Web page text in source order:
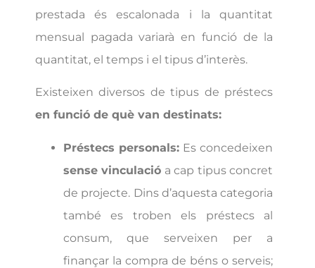
prestada és escalonada i la quantitat
mensual pagada variarà en funció de la
quantitat, el temps i el tipus d’interès.
Existeixen diversos de tipus de préstecs
en funció de què van destinats:
Préstecs personals: Es concedeixen
sense vinculació a cap tipus concret
de projecte. Dins d’aquesta categoria
també es troben els préstecs al
consum, que serveixen per a
finançar la compra de béns o serveis;